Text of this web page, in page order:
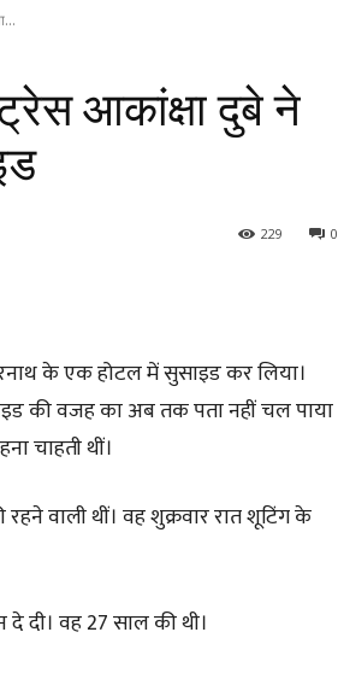
आकांक्षा दुबे ने
0
229
के एक होटल में सुसाइड कर लिया।
की वजह का अब तक पता नहीं चल पाया
चाहती थीं।
वाली थीं। वह शुक्रवार रात शूटिंग के
दे दी। वह 27 साल की थी।